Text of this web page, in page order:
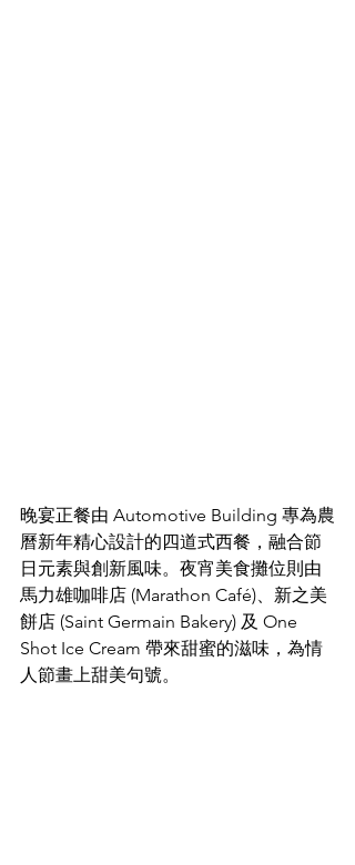
晚宴正餐由 Automotive Building 專為農
曆新年精心設計的四道式西餐，融合節
日元素與創新風味。夜宵美食攤位則由
馬力雄咖啡店 (Marathon Café)、新之美
餅店 (Saint Germain Bakery) 及 One
Shot Ice Cream 帶來甜蜜的滋味，為情
人節畫上甜美句號。